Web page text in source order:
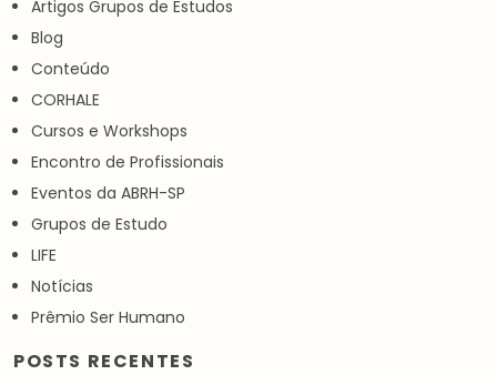
Artigos Grupos de Estudos
Blog
Conteúdo
CORHALE
Cursos e Workshops
Encontro de Profissionais
Eventos da ABRH-SP
Grupos de Estudo
LIFE
Notícias
Prêmio Ser Humano
POSTS RECENTES